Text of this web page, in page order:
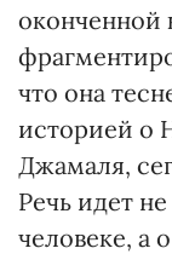
оконченной
что она
историей о
Джамаля,
Речь идет
человеке, а